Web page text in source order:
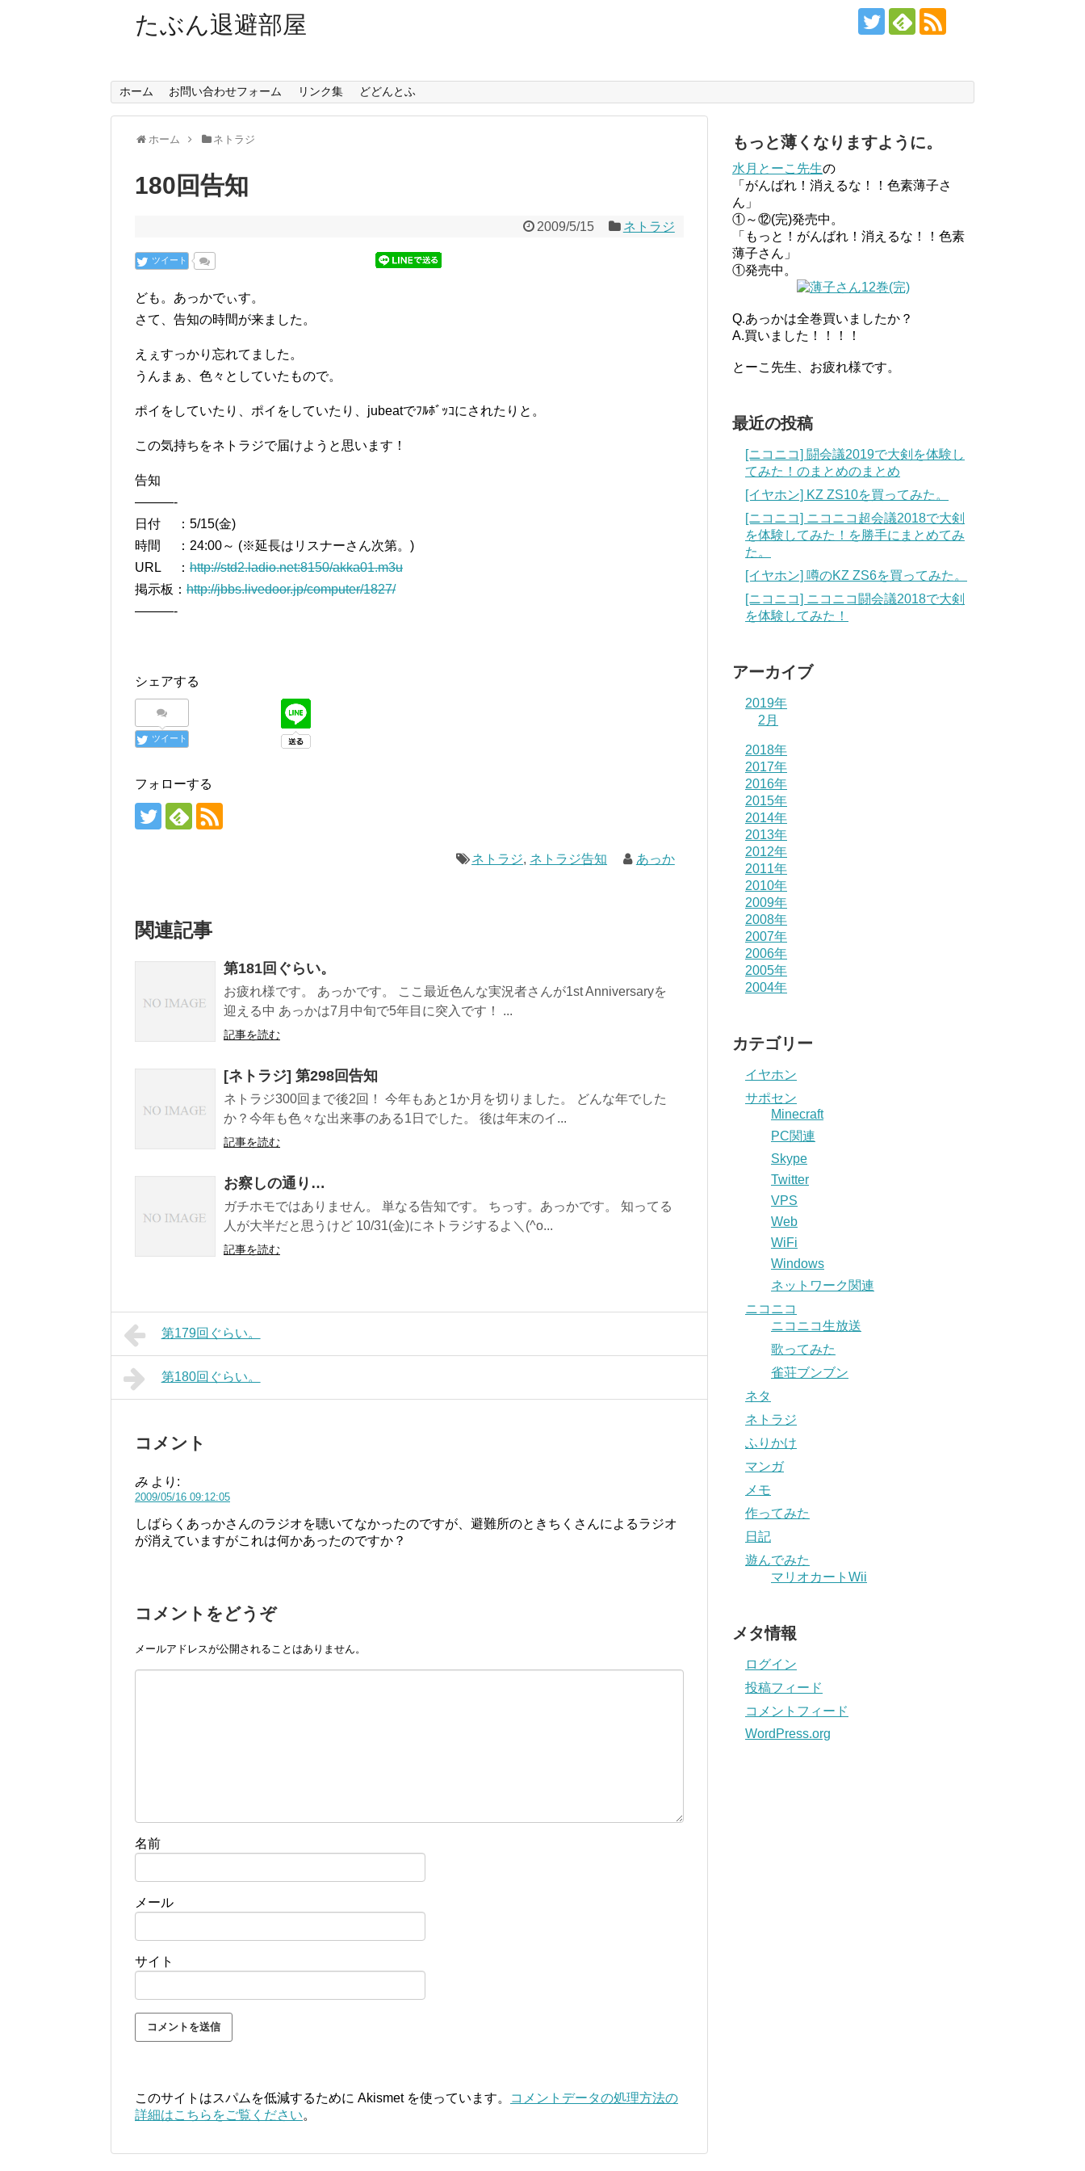
たぶん退避部屋
ホーム お問い合わせフォーム リンク集 どどんとふ
ホーム ネトラジ
180回告知
2009/5/15 ネトラジ
ツイート
ども。あっかでぃす。
さて、告知の時間が来ました。
えぇすっかり忘れてました。
うんまぁ、色々としていたもので。
ポイをしていたり、ポイをしていたり、jubeatでﾌﾙﾎﾞｯｺにされたりと。
この気持ちをネトラジで届けようと思います！
告知
———-
日付 ：5/15(金)
時間 ：24:00～ (※延長はリスナーさん次第。)
URL ： http://std2.ladio.net:8150/akka01.m3u
掲示板： http://jbbs.livedoor.jp/computer/1827/
———-
シェアする
ツイート
フォローする
ネトラジ, ネトラジ告知 あっか
関連記事
第181回ぐらい。
お疲れ様です。 あっかです。 ここ最近色んな実況者さんが1st Anniversaryを
迎える中 あっかは7月中旬で5年目に突入です！ ...
記事を読む
[ネトラジ] 第298回告知
ネトラジ300回まで後2回！ 今年もあと1か月を切りました。 どんな年でした
か？今年も色々な出来事のある1日でした。 後は年末のイ...
記事を読む
お察しの通り…
ガチホモではありません。 単なる告知です。 ちっす。あっかです。 知ってる
人が大半だと思うけど 10/31(金)にネトラジするよ＼(^o...
記事を読む
第179回ぐらい。
第180回ぐらい。
コメント
み より:
2009/05/16 09:12:05
しばらくあっかさんのラジオを聴いてなかったのですが、避難所のときちくさんによるラジオ
が消えていますがこれは何かあったのですか？
コメントをどうぞ
メールアドレスが公開されることはありません。
名前
メール
サイト
このサイトはスパムを低減するために Akismet を使っています。
コメントデータの処理方法の
詳細はこちらをご覧ください。
もっと薄くなりますように。
水月とーこ先生の
「がんばれ！消えるな！！色素薄子さ
ん」
①～⑫(完)発売中。
「もっと！がんばれ！消えるな！！色素
薄子さん」
①発売中。
Q.あっかは全巻買いましたか？
A.買いました！！！！
とーこ先生、お疲れ様です。
最近の投稿
[ニコニコ] 闘会議2019で大剣を体験し
てみた！のまとめのまとめ
[イヤホン] KZ ZS10を買ってみた。
[ニコニコ] ニコニコ超会議2018で大剣
を体験してみた！を勝手にまとめてみ
た。
[イヤホン] 噂のKZ ZS6を買ってみた。
[ニコニコ] ニコニコ闘会議2018で大剣
を体験してみた！
アーカイブ
2019年
2月
2018年
2017年
2016年
2015年
2014年
2013年
2012年
2011年
2010年
2009年
2008年
2007年
2006年
2005年
2004年
カテゴリー
イヤホン
サポセン
Minecraft
PC関連
Skype
Twitter
VPS
Web
WiFi
Windows
ネットワーク関連
ニコニコ
ニコニコ生放送
歌ってみた
雀荘ブンブン
ネタ
ネトラジ
ふりかけ
マンガ
メモ
作ってみた
日記
遊んでみた
マリオカートWii
メタ情報
ログイン
投稿フィード
コメントフィード
WordPress.org